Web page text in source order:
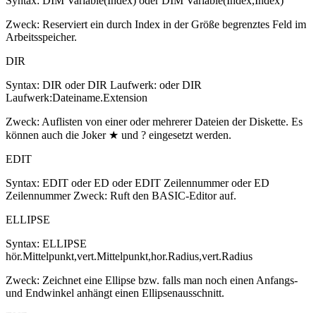
Zweck: Reserviert ein durch Index in der Größe begrenztes Feld im
Arbeitsspeicher.
DIR
Syntax: DIR oder DIR Laufwerk: oder DIR
Laufwerk:Dateiname.Extension
Zweck: Auflisten von einer oder mehrerer Dateien der Diskette. Es
können auch die Joker ★ und ? eingesetzt werden.
EDIT
Syntax: EDIT oder ED oder EDIT Zeilennummer oder ED
Zeilennummer Zweck: Ruft den BASIC-Editor auf.
ELLIPSE
Syntax: ELLIPSE
hör.Mittelpunkt,vert.Mittelpunkt,hor.Radius,vert.Radius
Zweck: Zeichnet eine Ellipse bzw. falls man noch einen Anfangs-
und Endwinkel anhängt einen Ellipsenausschnitt.